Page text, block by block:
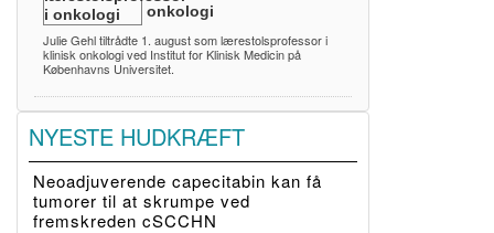
onkologi
Julie Gehl tiltrådte 1. august som lærestolsprofessor i
klinisk onkologi ved Institut for Klinisk Medicin på
Københavns Universitet.
NYESTE HUDKRÆFT
Neoadjuverende capecitabin kan få
tumorer til at skrumpe ved
fremskreden cSCCHN